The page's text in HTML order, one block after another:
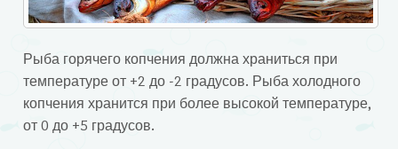
Рыба горячего копчения должна храниться при
температуре от +2 до -2 градусов. Рыба холодного
копчения хранится при более высокой температуре,
от 0 до +5 градусов.